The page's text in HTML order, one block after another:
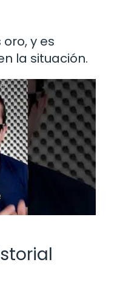
y es
la situación.